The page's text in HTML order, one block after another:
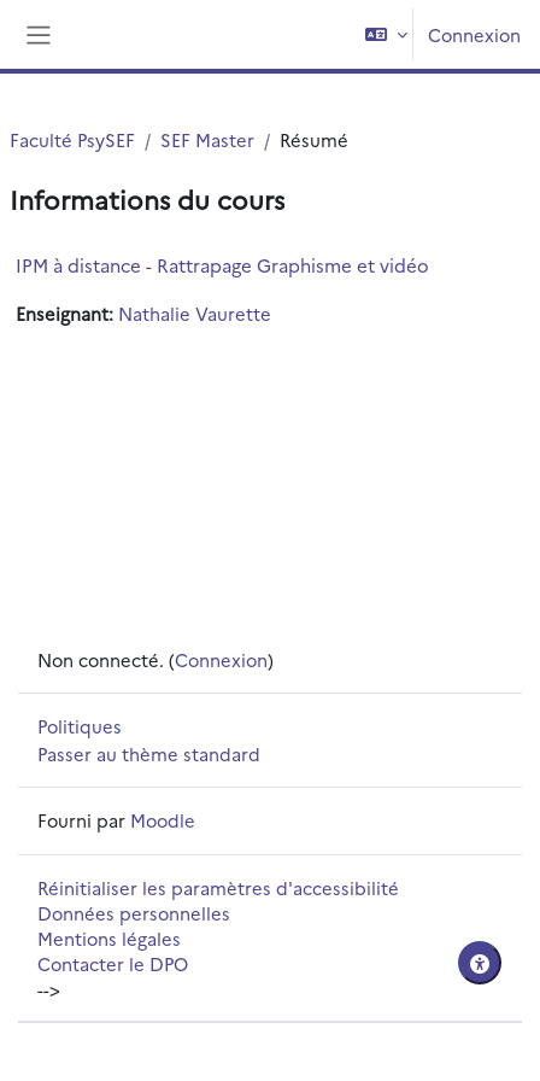
Connexion
Faculté PsySEF SEF Master Résumé
Informations du cours
IPM à distance - Rattrapage Graphisme et vidéo
Enseignant: Nathalie Vaurette
Non connecté. (Connexion)
Politiques
Passer au thème standard
Fourni par Moodle
Réinitialiser les paramètres d'accessibilité
Données personnelles
Mentions légales
Contacter le DPO
-->